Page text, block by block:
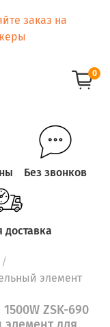
заказ на
0
Без звонков
доставка
элемент
ZSK-690